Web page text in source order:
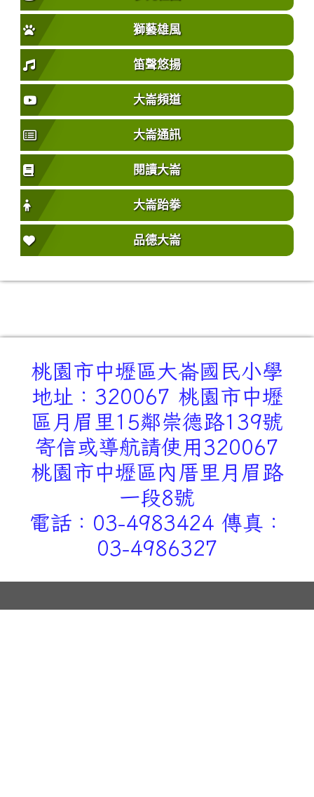
獅藝雄風
笛聲悠揚
大崙頻道
大崙通訊
閱讀大崙
大崙跆拳
品德大崙
桃園市中壢區大崙國民小學
地址：320067 桃園市中壢
區月眉里15鄰崇德路139號
寄信或導航請使用320067
桃園市中壢區內厝里月眉路
一段8號
電話：03-4983424 傳真：
03-4986327